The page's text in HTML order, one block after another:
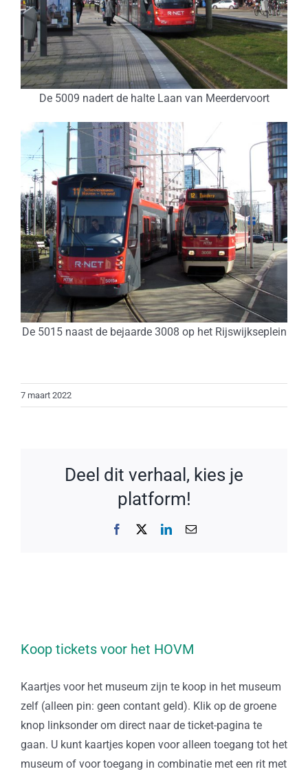
De 5009 nadert de halte Laan van Meerdervoort
De 5015 naast de bejaarde 3008 op het Rijswijkseplein
7 maart 2022
Deel dit verhaal, kies je
platform!
Facebook LinkedIn
E-
Koop tickets voor het HOVM
Kaartjes voor het museum zijn te koop in het museum
zelf (alleen pin: geen contant geld). Klik op de groene
knop linksonder om direct naar de ticket-pagina te
gaan. U kunt kaartjes kopen voor alleen toegang tot het
museum of voor toegang in combinatie met een rit met